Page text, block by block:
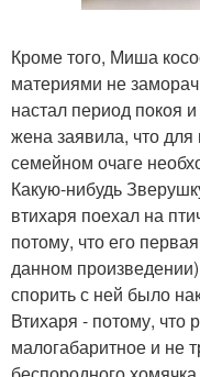
Кроме того, Миша
материями не
настал период покоя
жена заявила, что
семейном очаге
Какую-нибудь
втихаря поехал на
потому, что его
данном
спорить с ней было
Втихаря - потому, что
малогабаритное и не